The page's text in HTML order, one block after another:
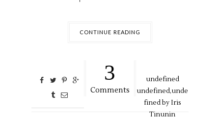
CONTINUE READING
3
Comments
undefined
undefined,unde
fined byIris
Tinunin